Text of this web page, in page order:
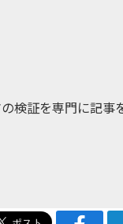
検証を専門に記事